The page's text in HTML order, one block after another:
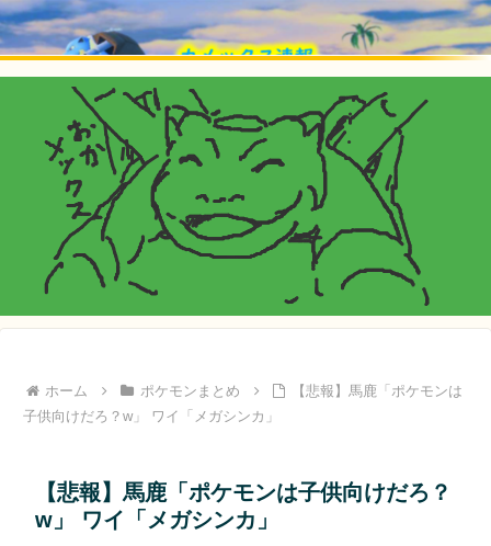
ホーム ポケモンまとめ
【悲報】馬鹿「ポケモンは
子供向けだろ？w」 ワイ「メガシンカ」
【悲報】馬鹿「ポケモンは子供向けだろ？
w」 ワイ「メガシンカ」